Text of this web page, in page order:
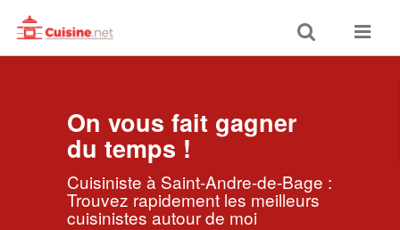
Toggle
search
Toggle
On vous fait gagner
du temps !
Cuisiniste à Saint-Andre-de-Bage :
Trouvez rapidement les meilleurs
cuisinistes autour de moi